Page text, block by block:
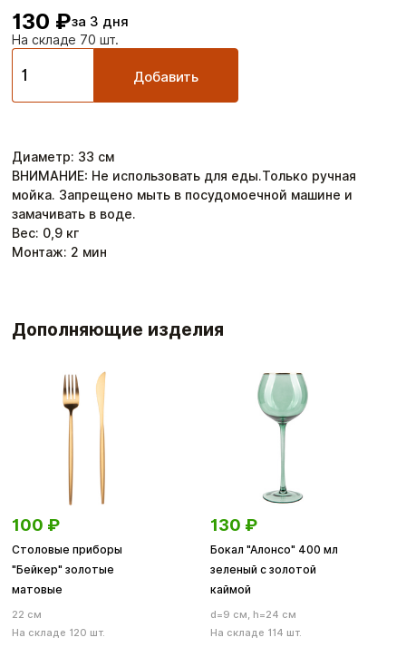
130 ₽за 3 дня
На складе 70 шт.
Добавить
Диаметр: 33 см
ВНИМАНИЕ: Не использовать для еды.Только ручная
мойка. Запрещено мыть в посудомоечной машине и
замачивать в воде.
Вес: 0,9 кг
Монтаж: 2 мин
Дополняющие изделия
100 ₽
Столовые приборы
"Бейкер" золотые
матовые
22 см
На складе 120 шт.
130 ₽
Бокал "Алонсо" 400 мл
зеленый с золотой
каймой
d=9 см, h=24 см
На складе 114 шт.